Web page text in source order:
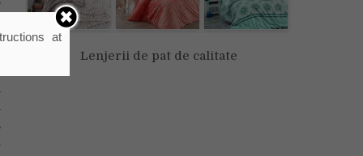
Lenjerii de pat de calitate
at